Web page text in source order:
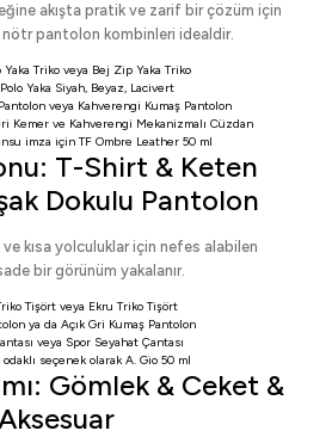
akışta pratik ve zarif bir çözüm için
pantolon kombinleri idealdir.
Triko veya Bej Zip Yaka Triko
Polo Yaka Siyah, Beyaz, Lacivert
veya Kahverengi Kumaş Pantolon
Kemerve Kahverengi Mekanizmalı Cüzdan
imza içinTF Ombre Leather 50 ml
T-Shirt & Keten
Dokulu Pantolon
kısa yolculuklar için nefes alabilen
bir görünüm yakalanır.
Tişört veya Ekru Triko Tişört
ya da Açık Gri Kumaş Pantolon
veya Spor Seyahat Çantası
seçenek olarak A. Gio 50 ml
Gömlek & Ceket &